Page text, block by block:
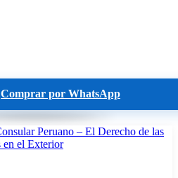
Comprar por WhatsApp